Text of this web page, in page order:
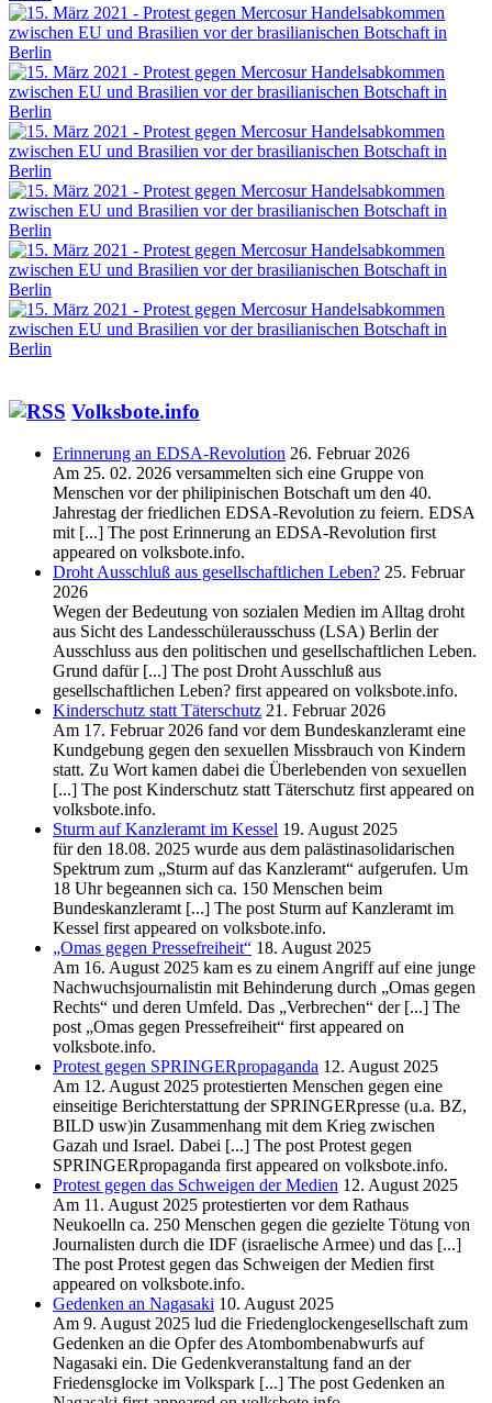
Volksbote.info
Erinnerung an EDSA-Revolution 26. Februar 2026
Am 25. 02. 2026 versammelten sich eine Gruppe von
Menschen vor der philipinischen Botschaft um den 40.
Jahrestag der friedlichen EDSA-Revolution zu feiern. EDSA
mit [...] The post Erinnerung an EDSA-Revolution first
appeared on volksbote.info.
Droht Ausschluß aus gesellschaftlichen Leben? 25. Februar
2026
Wegen der Bedeutung von sozialen Medien im Alltag droht
aus Sicht des Landesschülerausschuss (LSA) Berlin der
Ausschluss aus den politischen und gesellschaftlichen Leben.
Grund dafür [...] The post Droht Ausschluß aus
gesellschaftlichen Leben? first appeared on volksbote.info.
Kinderschutz statt Täterschutz 21. Februar 2026
Am 17. Februar 2026 fand vor dem Bundeskanzleramt eine
Kundgebung gegen den sexuellen Missbrauch von Kindern
statt. Zu Wort kamen dabei die Überlebenden von sexuellen
[...] The post Kinderschutz statt Täterschutz first appeared on
volksbote.info.
Sturm auf Kanzleramt im Kessel 19. August 2025
für den 18.08. 2025 wurde aus dem palästinasolidarischen
Spektrum zum „Sturm auf das Kanzleramt“ aufgerufen. Um
18 Uhr begeannen sich ca. 150 Menschen beim
Bundeskanzleramt [...] The post Sturm auf Kanzleramt im
Kessel first appeared on volksbote.info.
„Omas gegen Pressefreiheit“ 18. August 2025
Am 16. August 2025 kam es zu einem Angriff auf eine junge
Nachwuchsjournalistin mit Behinderung durch „Omas gegen
Rechts“ und deren Umfeld. Das „Verbrechen“ der [...] The
post „Omas gegen Pressefreiheit“ first appeared on
volksbote.info.
Protest gegen SPRINGERpropaganda 12. August 2025
Am 12. August 2025 protestierten Menschen gegen eine
einseitige Berichterstattung der SPRINGERpresse (u.a. BZ,
BILD usw)in Zusammenhang mit dem Krieg zwischen
Gazah und Israel. Dabei [...] The post Protest gegen
SPRINGERpropaganda first appeared on volksbote.info.
Protest gegen das Schweigen der Medien 12. August 2025
Am 11. August 2025 protestierten vor dem Rathaus
Neukoelln ca. 250 Menschen gegen die gezielte Tötung von
Journalisten durch die IDF (israelische Armee) und das [...]
The post Protest gegen das Schweigen der Medien first
appeared on volksbote.info.
Gedenken an Nagasaki 10. August 2025
Am 9. August 2025 lud die Friedenglockengesellschaft zum
Gedenken an die Opfer des Atombombenabwurfs auf
Nagasaki ein. Die Gedenkveranstaltung fand an der
Friedensglocke im Volkspark [...] The post Gedenken an